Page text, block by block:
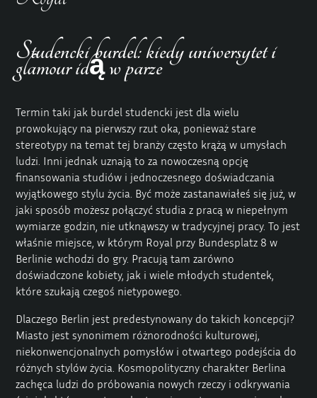
Studencki burdel: kiedy uniwersytet i
glamour idą w parze
Termin taki jak burdel studencki jest dla wielu
prowokujący na pierwszy rzut oka, ponieważ stare
stereotypy na temat tej branży często krążą w umysłach
ludzi. Inni jednak uznają to za nowoczesną opcję
finansowania studiów i jednoczesnego doświadczania
wyjątkowego stylu życia. Być może zastanawiałeś się już, w
jaki sposób możesz połączyć studia z pracą w niepełnym
wymiarze godzin, nie utknąwszy w tradycyjnej pracy. To jest
właśnie miejsce, w którym Royal przy Bundesplatz 8 w
Berlinie wchodzi do gry. Pracują tam zarówno
doświadczone kobiety, jak i wiele młodych studentek,
które szukają czegoś nietypowego.
Dlaczego Berlin jest predestynowany do takich koncepcji?
Miasto jest synonimem różnorodności kulturowej,
niekonwencjonalnych pomysłów i otwartego podejścia do
różnych stylów życia. Kosmopolityczny charakter Berlina
zachęca ludzi do próbowania nowych rzeczy i odkrywania